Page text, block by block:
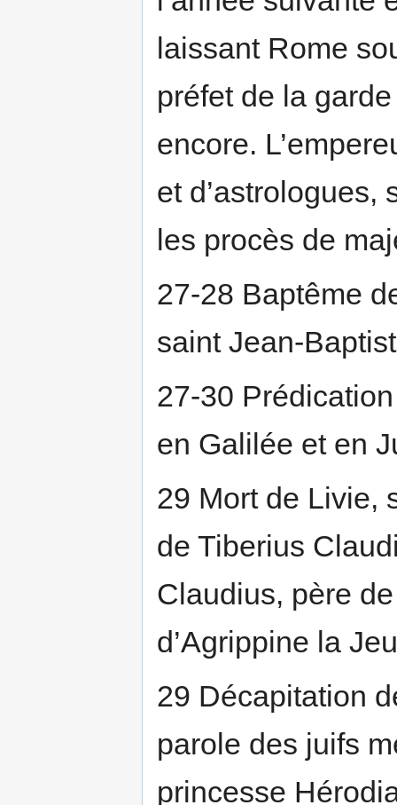
laissant Rome
préfet de la
encore.
et d’astrologues,
les procès de
27-28 Baptême
saint Jean-
27-30
en Galilée et en
29 Mort de Livie,
de Tiberius
Claudius, père
d’Agrippine la
29 Décapitation
parole des juifs
princesse